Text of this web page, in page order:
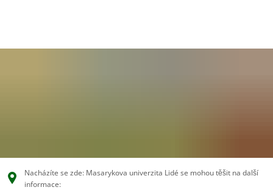
CS
Nacházíte se zde: Masarykova univerzita Lidé se mohou těšit na další
informace: